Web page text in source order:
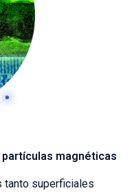
magnéticas
tanto superficiales